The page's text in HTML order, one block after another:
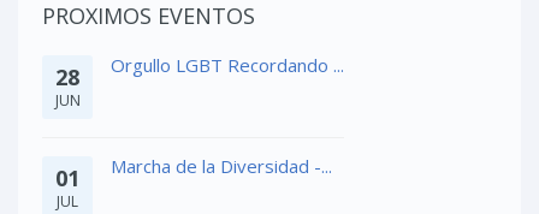
PROXIMOS EVENTOS
28
JUN
Orgullo LGBT Recordando ...
01
JUL
Marcha de la Diversidad -...